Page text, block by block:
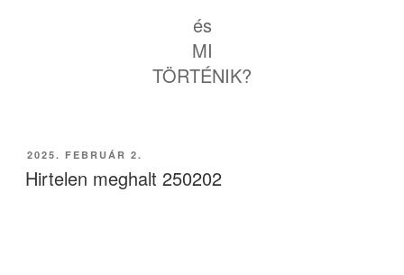
és
MI
TÖRTÉNIK?
BEKÜLDVE:
2025. FEBRUÁR 2.
Hirtelen meghalt 250202